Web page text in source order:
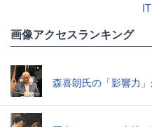
画像アクセスランキング
森喜朗氏の「影響力